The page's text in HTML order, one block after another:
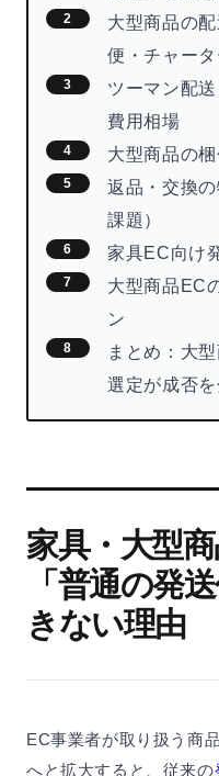
大型商品の
便・チャー
ツーマン配
費用相場
大型商品の
返品・交換
課題）
家具EC向け
大型商品EC
ン
まとめ：大
選定が成否を
家具・大型
「普通の発
きない理由
EC事業者が取り扱う商
へと拡大すると、従来の